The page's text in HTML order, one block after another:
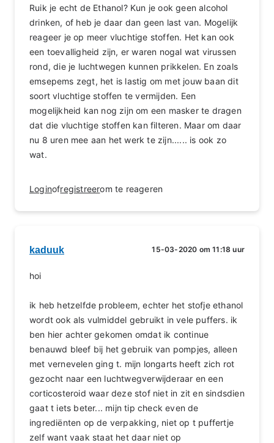
Ruik je echt de Ethanol? Kun je ook geen alcohol
drinken, of heb je daar dan geen last van. Mogelijk
reageer je op meer vluchtige stoffen. Het kan ook
een toevalligheid zijn, er waren nogal wat virussen
rond, die je luchtwegen kunnen prikkelen. En zoals
emsepems zegt, het is lastig om met jouw baan dit
soort vluchtige stoffen te vermijden. Een
mogelijkheid kan nog zijn om een masker te dragen
dat die vluchtige stoffen kan filteren. Maar om daar
nu 8 uren mee aan het werk te zijn...... is ook zo
wat.
Loginofregistreerom te reageren
kaduuk 15-03-2020 om 11:18 uur
hoi
ik heb hetzelfde probleem, echter het stofje ethanol
wordt ook als vulmiddel gebruikt in vele puffers. ik
ben hier achter gekomen omdat ik continue
benauwd bleef bij het gebruik van pompjes, alleen
met vernevelen ging t. mijn longarts heeft zich rot
gezocht naar een luchtwegverwijderaar en een
corticosteroid waar deze stof niet in zit en sindsdien
gaat t iets beter... mijn tip check even de
ingrediënten op de verpakking, niet op t puffertje
zelf want vaak staat het daar niet op